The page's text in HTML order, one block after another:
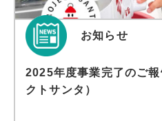
お知らせ
2025年度事業完了のご
クトサンタ）